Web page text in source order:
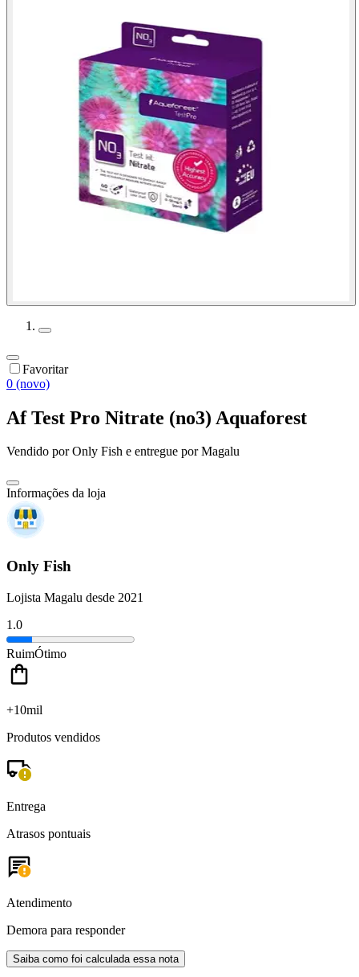
Favoritar
0 (novo)
Af Test Pro Nitrate (no3) Aquaforest
Vendido porOnly Fish e entregue por Magalu
Informações da loja
Only Fish
Lojista Magalu desde 2021
1.0
RuimÓtimo
+10mil
Produtos vendidos
Entrega
Atrasos pontuais
Atendimento
Demora para responder
Saiba como foi calculada essa nota